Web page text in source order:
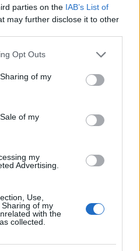
parties on the IAB’s List of
may further disclose it to other
app uses one or more Google
behaviour. You may click to
and its third-party tags to
purposes in below Google
Opt Outs
of my
of my
my
Advertising.
Use,
of my
with the
collected.
τα ξημερώματα
- «Πονοκέφαλος» στην
που φέρονται να κινούνται
χώρου.
Παπαδόπουλος